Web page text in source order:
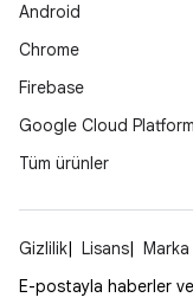
Android
Chrome
Firebase
Google Cloud Platform
Tüm ürünler
Gizlilik Lisans Marka
E-postayla haberler